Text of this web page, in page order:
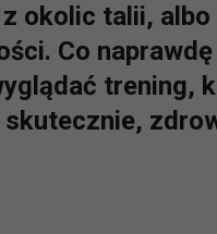
okolic talii,
Co
trening,